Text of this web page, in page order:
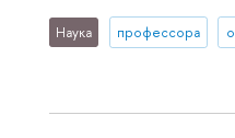
Наука профессора